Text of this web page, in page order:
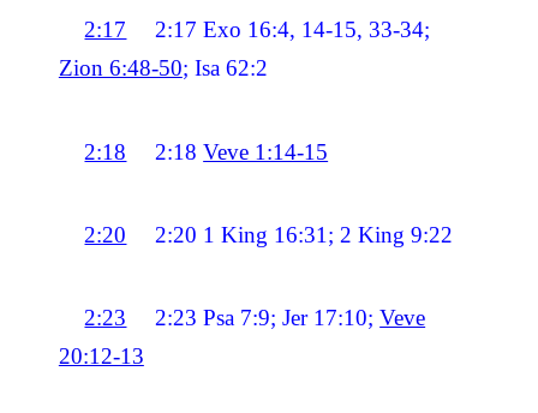
2:17 2:17Exo 16:4, 14-15, 33-34;
Zion 6:48-50; Isa 62:2
2:18 2:18Veve 1:14-15
2:20 2:20 1 King 16:31; 2 King 9:22
2:23 2:23Psa 7:9; Jer 17:10;Veve
20:12-13